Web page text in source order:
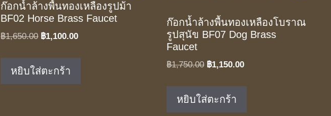
ก๊อกน้ำล้างพื้นทองเหลืองรูปม้า
BF02 Horse Brass Faucet
฿1,650.00 Original
฿1,650.00.
฿1,100.00Current
หยิบใส่ตะกร้า
ก๊อกน้ำล้างพื้นทองเหลืองโบราณ
รูปสุนัข BF07 Dog Brass
Faucet
฿1,750.00 Original
฿1,750.00.
฿1,150.00Current
หยิบใส่ตะกร้า